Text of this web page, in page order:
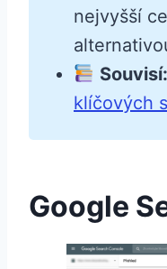
nejvyšší
Souvisí:
klíčových
Google